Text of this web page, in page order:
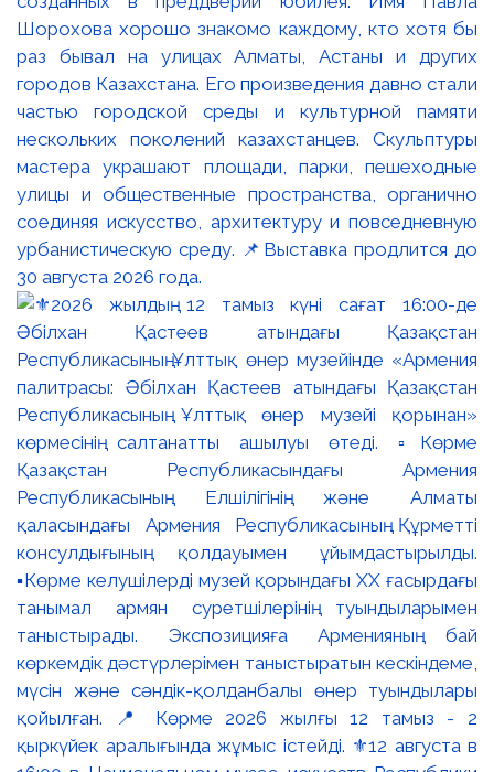
Шорохова хорошо знакомо каждому, кто хотя бы
раз бывал на улицах Алматы, Астаны и других
городов Казахстана. Его произведения давно стали
частью городской среды и культурной памяти
нескольких поколений казахстанцев. Скульптуры
мастера украшают площади, парки, пешеходные
улицы и общественные пространства, органично
соединяя искусство, архитектуру и повседневную
урбанистическую среду. 📌Выставка продлится до
30 августа 2026 года.